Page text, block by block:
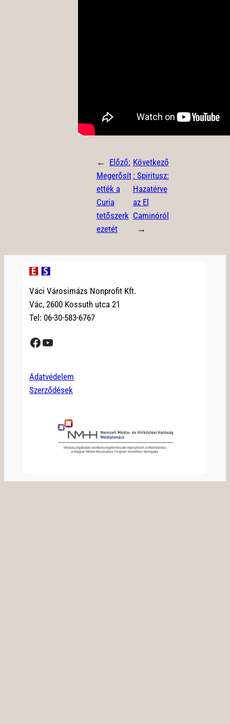
← Előző:
Megerősít
ették a
Curia
tetőszerk
ezetét
Következő
: Spiritusz:
Hazatérve
az El
Caminóról
→
Váci Városimázs Nonprofit Kft.
Vác, 2600 Kossuth utca 21
Tel: 06-30-583-6767
Facebook YouTube
Adatvédelem
Szerződések